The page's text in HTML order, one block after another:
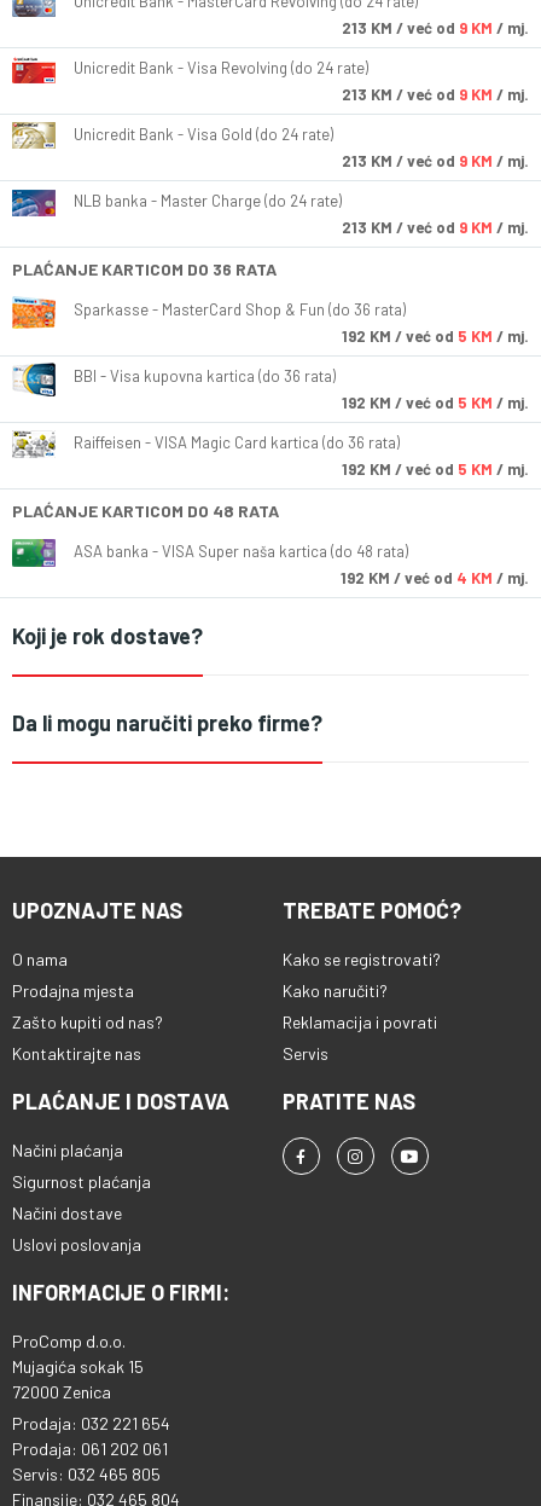
213 KM / već od 9 KM / mj.
Unicredit Bank - Visa Revolving (do 24 rate)
213 KM / već od 9 KM / mj.
Unicredit Bank - Visa Gold (do 24 rate)
213 KM / već od 9 KM / mj.
NLB banka - Master Charge (do 24 rate)
213 KM / već od 9 KM / mj.
PLAĆANJE KARTICOM DO 36 RATA
Sparkasse - MasterCard Shop & Fun (do 36 rata)
192 KM / već od 5 KM / mj.
BBI - Visa kupovna kartica (do 36 rata)
192 KM / već od 5 KM / mj.
Raiffeisen - VISA Magic Card kartica (do 36 rata)
192 KM / već od 5 KM / mj.
PLAĆANJE KARTICOM DO 48 RATA
ASA banka - VISA Super naša kartica (do 48 rata)
192 KM / već od 4 KM / mj.
Koji je rok dostave?
Da li mogu naručiti preko firme?
UPOZNAJTE NAS
O nama
Prodajna mjesta
Zašto kupiti od nas?
Kontaktirajte nas
TREBATE POMOĆ?
Kako se registrovati?
Kako naručiti?
Reklamacija i povrati
Servis
PLAĆANJE I DOSTAVA
Načini plaćanja
Sigurnost plaćanja
Načini dostave
Uslovi poslovanja
PRATITE NAS
INFORMACIJE O FIRMI:
ProComp d.o.o.
Mujagića sokak 15
72000 Zenica
Prodaja: 032 221 654
Prodaja: 061 202 061
Servis: 032 465 805
Finansije: 032 465 804